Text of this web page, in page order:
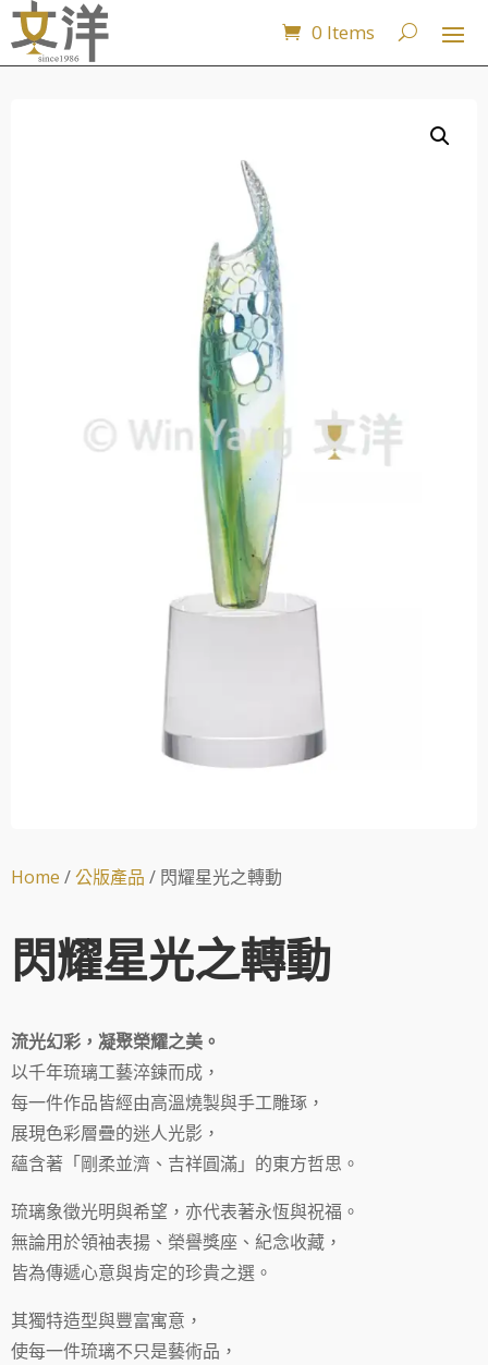
0 Items
Home /公版產品 / 閃耀星光之轉動
閃耀星光之轉動
流光幻彩，凝聚榮耀之美。
以千年琉璃工藝淬鍊而成，
每一件作品皆經由高溫燒製與手工雕琢，
展現色彩層疊的迷人光影，
蘊含著「剛柔並濟、吉祥圓滿」的東方哲思。
琉璃象徵光明與希望，亦代表著永恆與祝福。
無論用於領袖表揚、榮譽獎座、紀念收藏，
皆為傳遞心意與肯定的珍貴之選。
其獨特造型與豐富寓意，
使每一件琉璃不只是藝術品，